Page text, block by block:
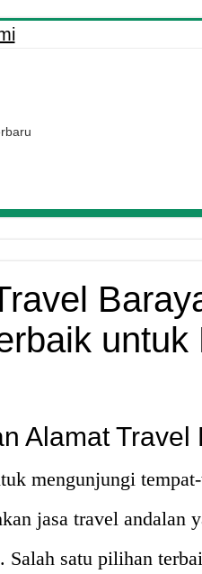
untuk
Alamat Travel
mengunjungi
jasa travel andalan
Salah satu pilihan